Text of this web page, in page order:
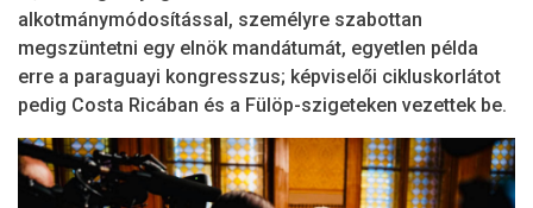
alkotmánymódosítással, személyre szabottan
megszüntetni egy elnök mandátumát, egyetlen példa
erre a paraguayi kongresszus; képviselői cikluskorlátot
pedig Costa Ricában és a Fülöp-szigeteken vezettek be.